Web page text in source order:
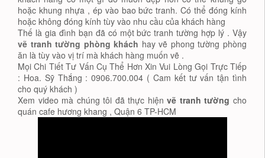
hoặc khung nhựa , ép vào bao bức tranh. Có thể đóng kính
hoặc không đóng kính tùy vào nhu cầu của khách hàng
Thế là gia đình bạn đã có một bức tranh tường hợp lý . Vậy
vẽ tranh tường phòng khách hay vẽ phong tường phòng
ăn là tùy vào vị trí mà khách hàng muốn vẽ .
Mọi Chi Tiết Tư Vấn Cụ Thể Hơn Xin Vui Lòng Gọi Trực Tiếp
: Hoa. Sỹ Thắng : 0906.700.004 ( Cam kết tư vấn tận tình
cho quý khách )
Xem video mà chúng tôi đã thực hiệnvẽ tranh tường cho
quán cafe hương khang , Quận 6 TP-HCM